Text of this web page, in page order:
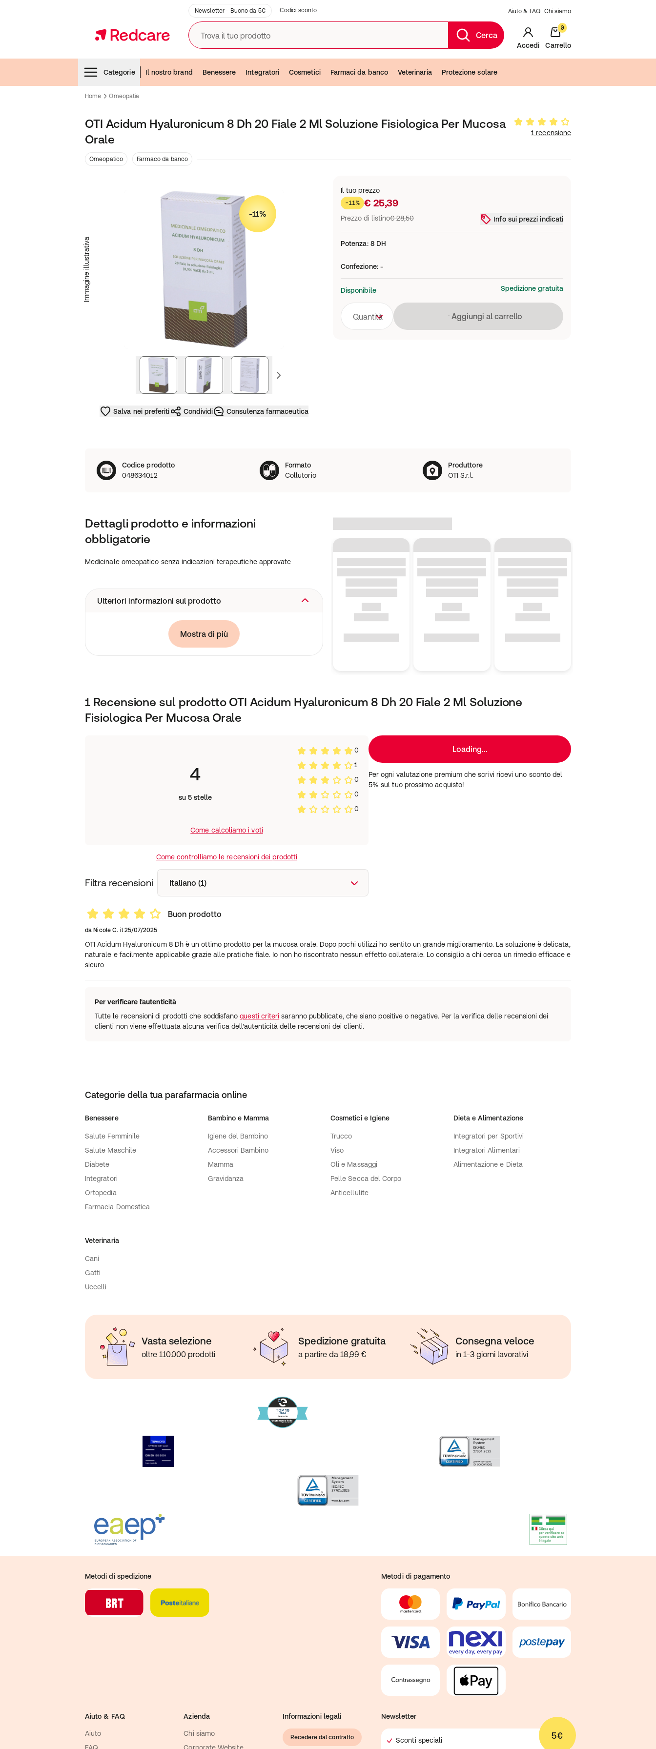
Newsletter - Buono da 5€ Codici sconto Aiuto & FAQ Chi siamo
Trova il tuo prodotto Cerca
Accedi
0
Carrello
Categorie
Il nostro brand Benessere Integratori Cosmetici Farmaci da banco Veterinaria Protezione solare
Home Omeopatia
OTI Acidum Hyaluronicum 8 Dh 20 Fiale 2 Ml Soluzione Fisiologica Per Mucosa
Orale
1 recensione
Omeopatico Farmaco da banco
Immagine illustrativa
immagine successiva immagine precedente
-11%
Salva nei preferiti Condividi Consulenza farmaceutica
Il tuo prezzo
-11% € 25,39
Prezzo di listino€ 28,50 Info sui prezzi indicati
Potenza: 8 DH
Confezione: -
Disponibile Spedizione gratuita
Quantità Caricamento in corso
Aggiungi al carrello
Codice prodotto
048634012
Formato
Collutorio
Produttore
OTI S.r.l.
Dettagli prodotto e informazioni
obbligatorie
Medicinale omeopatico senza indicazioni terapeutiche approvate
Ulteriori informazioni sul prodotto
Medicinale omeopatico senza indicazioni terapeutiche
Mostra di più
1 Recensione sul prodotto OTI Acidum Hyaluronicum 8 Dh 20 Fiale 2 Ml Soluzione
Fisiologica Per Mucosa Orale
4
su 5 stelle
0
1
0
0
0
Come calcoliamo i voti
Come controlliamo le recensioni dei prodotti
Filtra recensioni Italiano (1)
Loading...
Per ogni valutazione premium che scrivi ricevi uno sconto del
5% sul tuo prossimo acquisto!
Buon prodotto
da Nicole C. il 25/07/2025
OTI Acidum Hyaluronicum 8 Dh è un ottimo prodotto per la mucosa orale. Dopo pochi utilizzi ho sentito un grande miglioramento. La soluzione è delicata,
naturale e facilmente applicabile grazie alle pratiche fiale. Io non ho riscontrato nessun effetto collaterale. Lo consiglio a chi cerca un rimedio efficace e
sicuro
Per verificare l'autenticità
Tutte le recensioni di prodotti che soddisfanoquesti criteri saranno pubblicate, che siano positive o negative. Per la verifica delle recensioni dei
clienti non viene effettuata alcuna verifica dell'autenticità delle recensioni dei clienti.
Categorie della tua parafarmacia online
Benessere
Salute Femminile
Salute Maschile
Diabete
Integratori
Ortopedia
Farmacia Domestica
Bambino e Mamma
Igiene del Bambino
Accessori Bambino
Mamma
Gravidanza
Cosmetici e Igiene
Trucco
Viso
Oli e Massaggi
Pelle Secca del Corpo
Anticellulite
Dieta e Alimentazione
Integratori per Sportivi
Integratori Alimentari
Alimentazione e Dieta
Veterinaria
Cani
Gatti
Uccelli
Vasta selezione
oltre 110.000 prodotti
Spedizione gratuita
a partire da 18,99 €
Consegna veloce
in 1-3 giorni lavorativi
Metodi di spedizione Metodi di pagamento
Aiuto & FAQ
Aiuto
Azienda
Chi siamo
Informazioni legali
Recedere dal contratto
Newsletter
5€
Sconti speciali